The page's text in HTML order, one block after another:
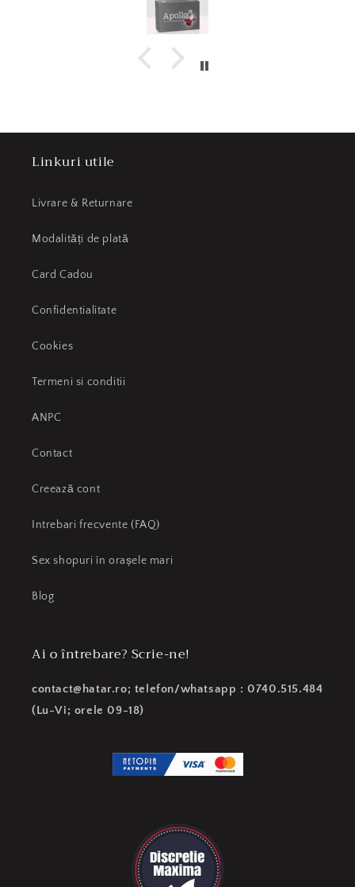
Linkuri utile
Livrare & Returnare
Modalități de plată
Card Cadou
Confidentialitate
Cookies
Termeni si conditii
ANPC
Contact
Creează cont
Intrebari frecvente (FAQ)
Sex shopuri în orașele mari
Blog
Ai o întrebare? Scrie-ne!
contact@hatar.ro; telefon/whatsapp : 0740.515.484
(Lu-Vi; orele 09-18)